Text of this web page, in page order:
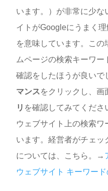
います。）が非常に少な
イトがGoogleにうまく
を意味しています。こ
ムページの検索キーワー
確認をしたほうが良いで
マンスをクリックし、画
リ を確認してみてくださ
ウェブサイト上の検索ワ
います。経営者がチェッ
については、こちら。
→
ウェブサイト キーワー